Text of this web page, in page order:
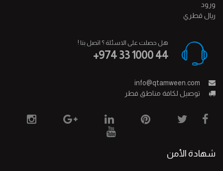
ورود
ريال قطري
هل حصلت على الاسئلة ؟ اتصل بنا !
+974 33 1000 44
info@qtamween.com
توصيل لكافة مناطق فطر
شهادة الأمن